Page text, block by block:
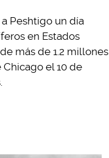
Peshtigo un día
en Estados
más de 1.2 millones
el 10 de